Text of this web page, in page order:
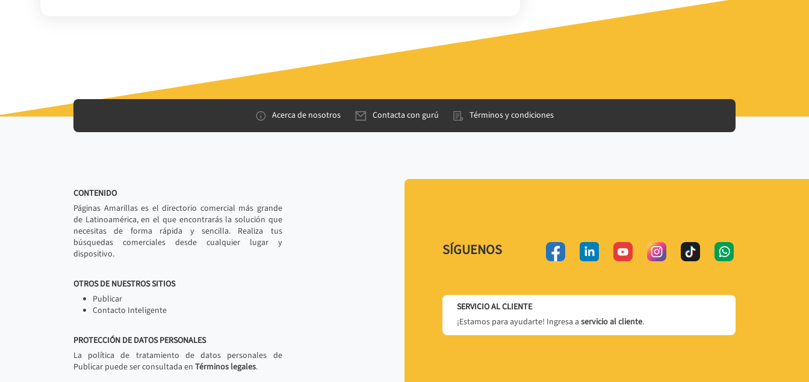
Acerca de nosotros Contacta con gurú Términos y condiciones
CONTENIDO
Páginas Amarillas es el directorio comercial más grande
de Latinoamérica, en el que encontrarás la solución que
necesitas de forma rápida y sencilla. Realiza tus
búsquedas comerciales desde cualquier lugar y
dispositivo.
OTROS DE NUESTROS SITIOS
Publicar
Contacto Inteligente
PROTECCIÓN DE DATOS PERSONALES
La política de tratamiento de datos personales de
Publicar puede ser consultada en Términos legales.
SÍGUENOS
SERVICIO AL CLIENTE
¡Estamos para ayudarte! Ingresa a servicio al cliente.